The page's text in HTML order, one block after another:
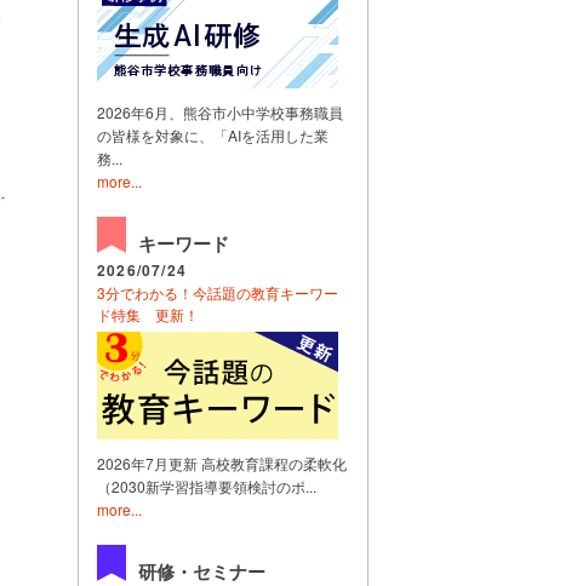
2026年6月、熊谷市小中学校事務職員
の皆様を対象に、「AIを活用した業
務...
more...
キーワード
2026/07/24
3分でわかる！今話題の教育キーワー
ド特集 更新！
2026年7月更新 高校教育課程の柔軟化
（2030新学習指導要領検討のポ...
more...
研修・セミナー